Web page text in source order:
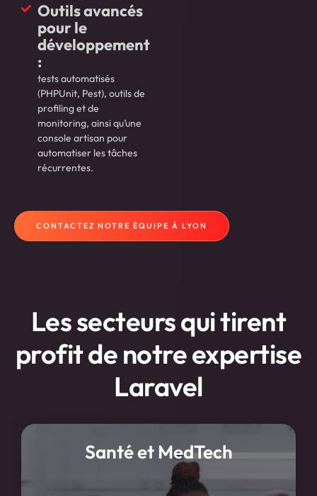
Outils avancés
pour le
développement
:
tests automatisés
(PHPUnit, Pest), outils de
profiling et de
monitoring, ainsi qu’une
console artisan pour
automatiser les tâches
récurrentes.
CONTACTEZ NOTRE ÉQUIPE À LYON
Les secteurs qui tirent
profit de notre expertise
Laravel
Santé et MedTech